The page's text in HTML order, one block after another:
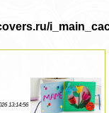
13:14:56